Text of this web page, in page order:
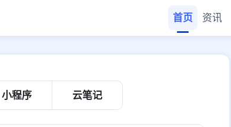
首页 资讯
小程序 云笔记